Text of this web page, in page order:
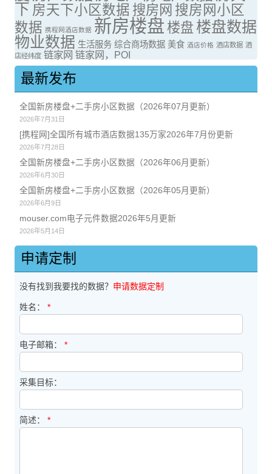
下 房天下小区数据 搜房网 搜房网小区
数据 携程网酒店数据 新房楼盘 楼盘 楼盘数据
物业数据 生活服务 综合商场数据 美食 酒店价格 酒店数据 酒
店经纬度 链家网 链家网，POI
最新发布
全国新房楼盘+二手房小区数据（2026年07月更新）
2026年7月31日
[携程网]全国所有城市酒店数据135万家2026年7月份更新
2026年7月28日
全国新房楼盘+二手房小区数据（2026年06月更新）
2026年6月30日
全国新房楼盘+二手房小区数据（2026年05月更新）
2026年6月9日
mouser.com电子元件数据2026年5月更新
2026年5月14日
申请定制
没有找到我要找的数据？ 申请数据定制
姓名： *
电子邮箱： *
采集目标：
简述： *